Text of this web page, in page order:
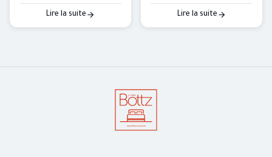
questions à se poser pour
choisir un cadre de lit qui dure
et qui vous facilite le
Lire la suite
sommeil et de votre
corpulence. On vous explique
comment trouver le vôtre — et
Lire la suite